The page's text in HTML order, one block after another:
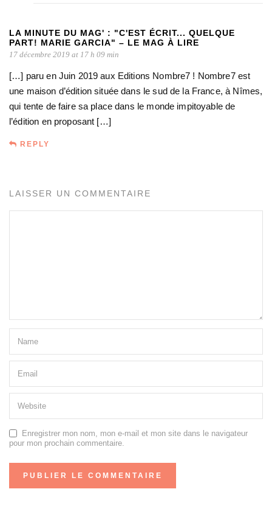
LA MINUTE DU MAG' : "C'EST ÉCRIT... QUELQUE
PART! MARIE GARCIA" – LE MAG À LIRE
17 décembre 2019 at 17 h 09 min
[…] paru en Juin 2019 aux Editions Nombre7 ! Nombre7 est
une maison d’édition située dans le sud de la France, à Nîmes,
qui tente de faire sa place dans le monde impitoyable de
l’édition en proposant […]
REPLY
LAISSER UN COMMENTAIRE
Enregistrer mon nom, mon e-mail et mon site dans le navigateur
pour mon prochain commentaire.